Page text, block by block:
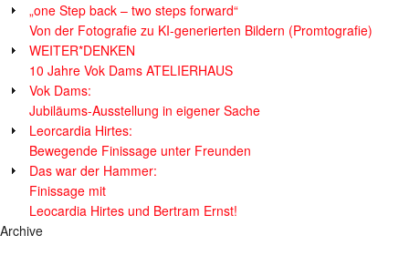
„one Step back – two steps forward“
Von der Fotografie zu KI-generierten Bildern (Promtografie)
WEITER*DENKEN
10 Jahre Vok Dams ATELIERHAUS
Vok Dams:
Jubiläums-Ausstellung in eigener Sache
Leorcardia Hirtes:
Bewegende Finissage unter Freunden
Das war der Hammer:
Finissage mit
Leocardia Hirtes und Bertram Ernst!
Archive